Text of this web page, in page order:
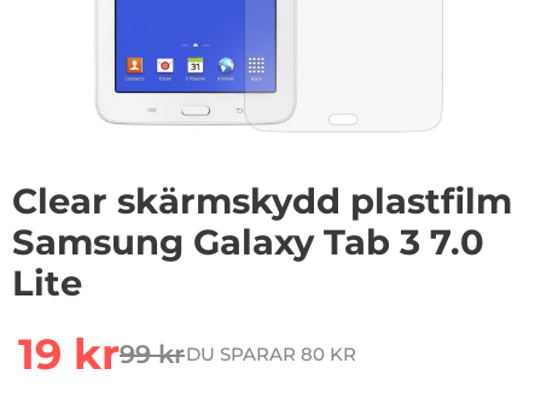
Clear skärmskydd plastfilm
Samsung Galaxy Tab 3 7.0
Lite
rea pris
19 krtidigare pris
99 krDU SPARAR 80 KR